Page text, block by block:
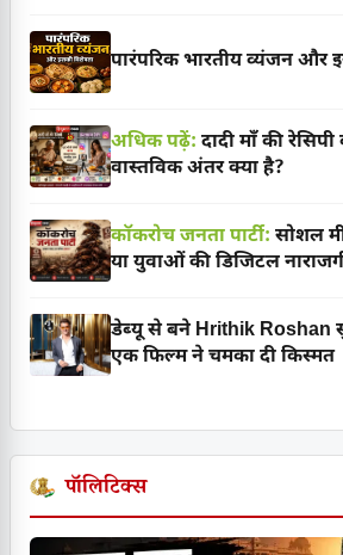
पारंपरिक भारतीय व्यंजन और
अधिक पढ़ें: दादी माँ की रेसिपी
वास्तविक अंतर क्या है?
कॉकरोच जनता पार्टी: सोशल
या युवाओं की डिजिटल
डेब्यू से बने Hrithik Roshan
एक फिल्म ने चमका दी किस्मत
पॉलिटिक्स